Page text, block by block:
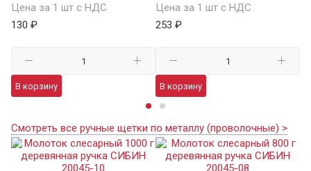
Цена за 1 шт с НДС
130 ₽
В корзину
Цена за 1 шт с НДС
253 ₽
В корзину
Смотреть все ручные щетки по металлу (проволочные) >